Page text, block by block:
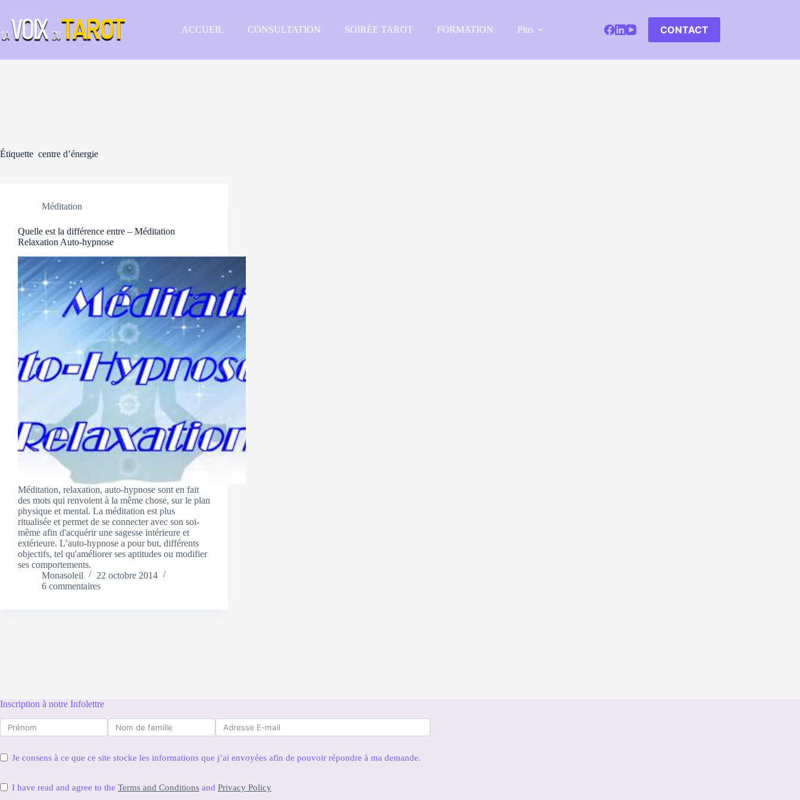
contenu
ACCUEIL CONSULTATION SOIRÉE TAROT FORMATION Plus CONTACT
Étiquette centre d’énergie
Méditation
Quelle est la différence entre – Méditation
Relaxation Auto-hypnose
Méditation, relaxation, auto-hypnose sont en fait
des mots qui renvoient à la même chose, sur le plan
physique et mental. La méditation est plus
ritualisée et permet de se connecter avec son soi-
même afin d'acquérir une sagesse intérieure et
extérieure. L’auto-hypnose a pour but, différents
objectifs, tel qu'améliorer ses aptitudes ou modifier
ses comportements.
Monasoleil
22 octobre 2014
6 commentaires
Inscription à notre Infolettre
Je consens à ce que ce site stocke les informations que j’ai envoyées afin de pouvoir répondre à ma demande.
I have read and agree to the Terms and Conditions and Privacy Policy